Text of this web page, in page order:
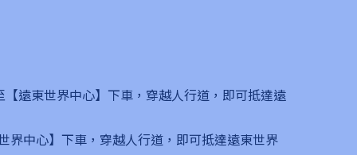
遠東世界中心】下車，穿越人行道，即可抵達遠
界中心】下車，穿越人行道，即可抵達遠東世界